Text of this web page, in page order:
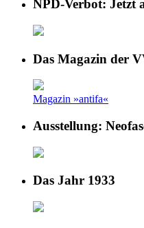
NPD-Verbot: Jetzt
Das Magazin der
Magazin »antifa«
Ausstellung:
Das Jahr 1933